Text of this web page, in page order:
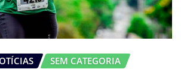
SEM CATEGORIA